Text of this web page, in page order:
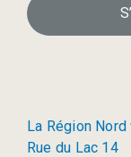
La Région
Rue du Lac 14